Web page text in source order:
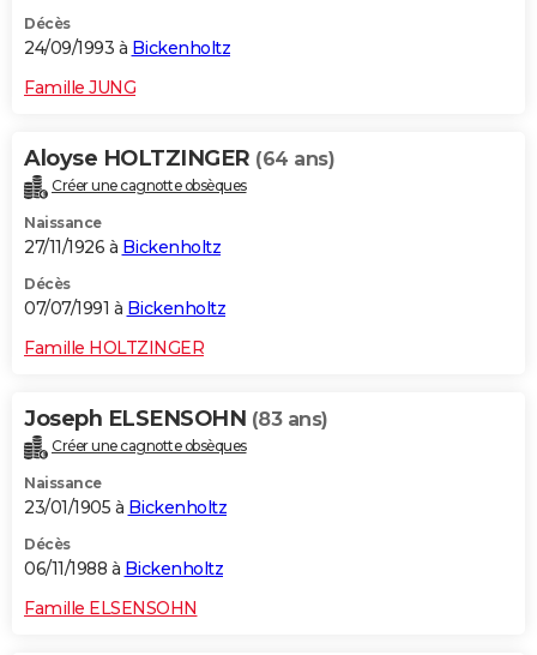
Décès
24/09/1993 à Bickenholtz
Famille JUNG
Aloyse HOLTZINGER (64 ans)
Créer une cagnotte obsèques
Naissance
27/11/1926 à Bickenholtz
Décès
07/07/1991 à Bickenholtz
Famille HOLTZINGER
Joseph ELSENSOHN (83 ans)
Créer une cagnotte obsèques
Naissance
23/01/1905 à Bickenholtz
Décès
06/11/1988 à Bickenholtz
Famille ELSENSOHN